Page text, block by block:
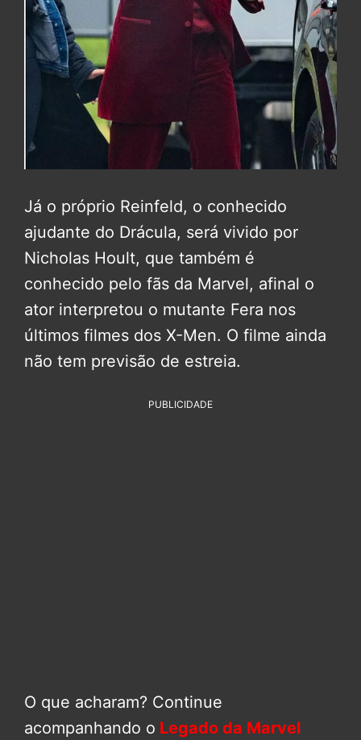
Já o próprio Reinfeld, o conhecido
ajudante do Drácula, será vivido por
Nicholas Hoult, que também é
conhecido pelo fãs da Marvel, afinal o
ator interpretou o mutante Fera nos
últimos filmes dos X-Men. O filme ainda
não tem previsão de estreia.
PUBLICIDADE
O que acharam? Continue
acompanhando o Legado da Marvel